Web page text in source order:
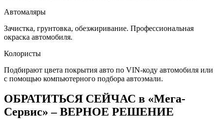
Автомаляры
Зачистка, грунтовка, обезжиривание. Профессиональная
окраска автомобиля.
Колористы
Подбирают цвета покрытия авто по VIN-коду автомобиля или
с помощью компьютерного подбора автоэмали.
ОБРАТИТЬСЯ СЕЙЧАС в «Мега-
Сервис» – ВЕРНОЕ РЕШЕНИЕ